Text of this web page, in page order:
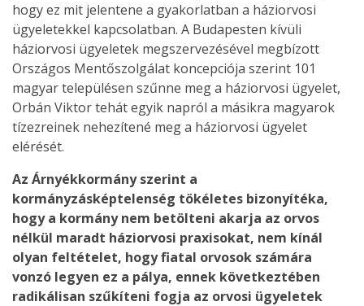
hogy ez mit jelentene a gyakorlatban a háziorvosi
ügyeletekkel kapcsolatban. A Budapesten kívüli
háziorvosi ügyeletek megszervezésével megbízott
Országos Mentőszolgálat koncepciója szerint 101
magyar településen szűnne meg a háziorvosi ügyelet,
Orbán Viktor tehát egyik napról a másikra magyarok
tízezreinek nehezítené meg a háziorvosi ügyelet
elérését.
Az Árnyékkormány szerint a
kormányzásképtelenség tökéletes bizonyítéka,
hogy a kormány nem betölteni akarja az orvos
nélkül maradt háziorvosi praxisokat, nem kínál
olyan feltételet, hogy fiatal orvosok számára
vonzó legyen ez a pálya, ennek következtében
radikálisan szűkíteni fogja az orvosi ügyeletek